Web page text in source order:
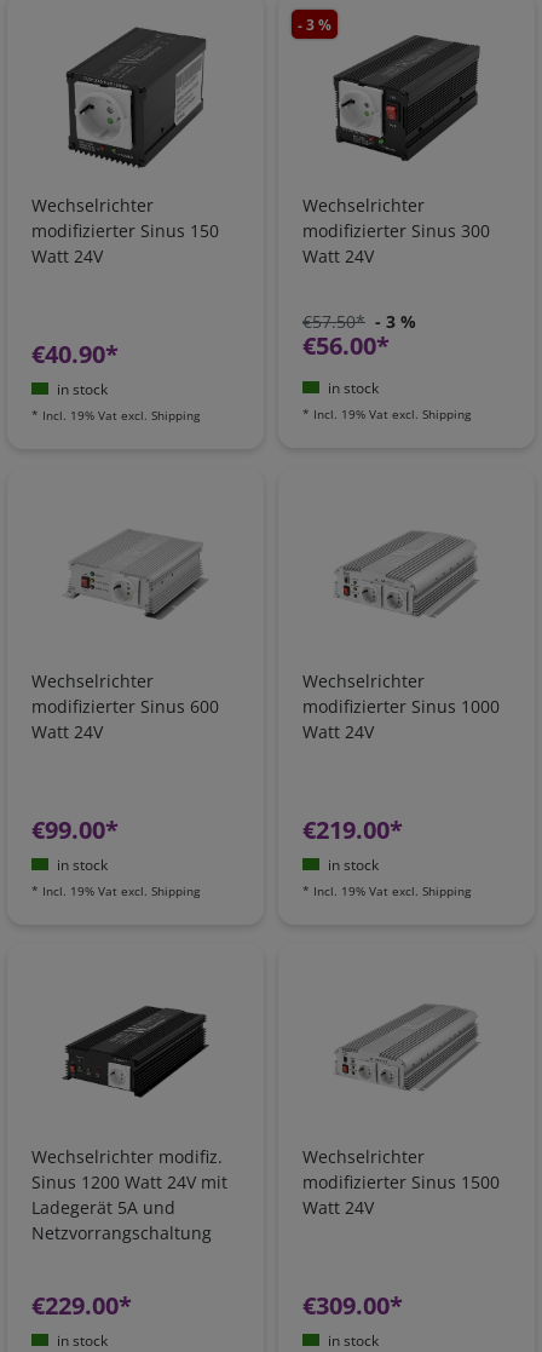
Wechselrichter
modifizierter Sinus 150
Watt 24V
€40.90*
in stock
* Incl. 19% Vat excl. Shipping
- 3 %
Wechselrichter
modifizierter Sinus 300
Watt 24V
€57.50* - 3 %
€56.00*
in stock
* Incl. 19% Vat excl. Shipping
Wechselrichter
modifizierter Sinus 600
Watt 24V
€99.00*
in stock
* Incl. 19% Vat excl. Shipping
Wechselrichter
modifizierter Sinus 1000
Watt 24V
€219.00*
in stock
* Incl. 19% Vat excl. Shipping
Wechselrichter modifiz.
Sinus 1200 Watt 24V mit
Ladegerät 5A und
Netzvorrangschaltung
€229.00*
in stock
Wechselrichter
modifizierter Sinus 1500
Watt 24V
€309.00*
in stock